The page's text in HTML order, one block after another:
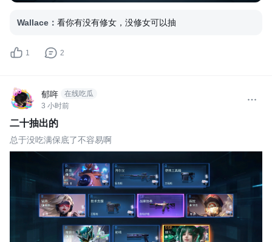
Wallace ： 看你有没有修女，没修女可以抽
1 2
郁哖 在线吃瓜
3 小时前
二十抽出的
总于没吃满保底了不容易啊